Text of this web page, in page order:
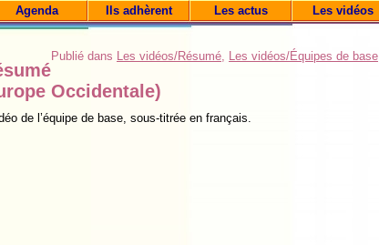
Agenda Ils adhèrent Les actus Les vidéos
Publié dans Les vidéos/Résumé, Les vidéos/Équipes de base
Occidentale)
de l’équipe de base, sous-titrée en français.